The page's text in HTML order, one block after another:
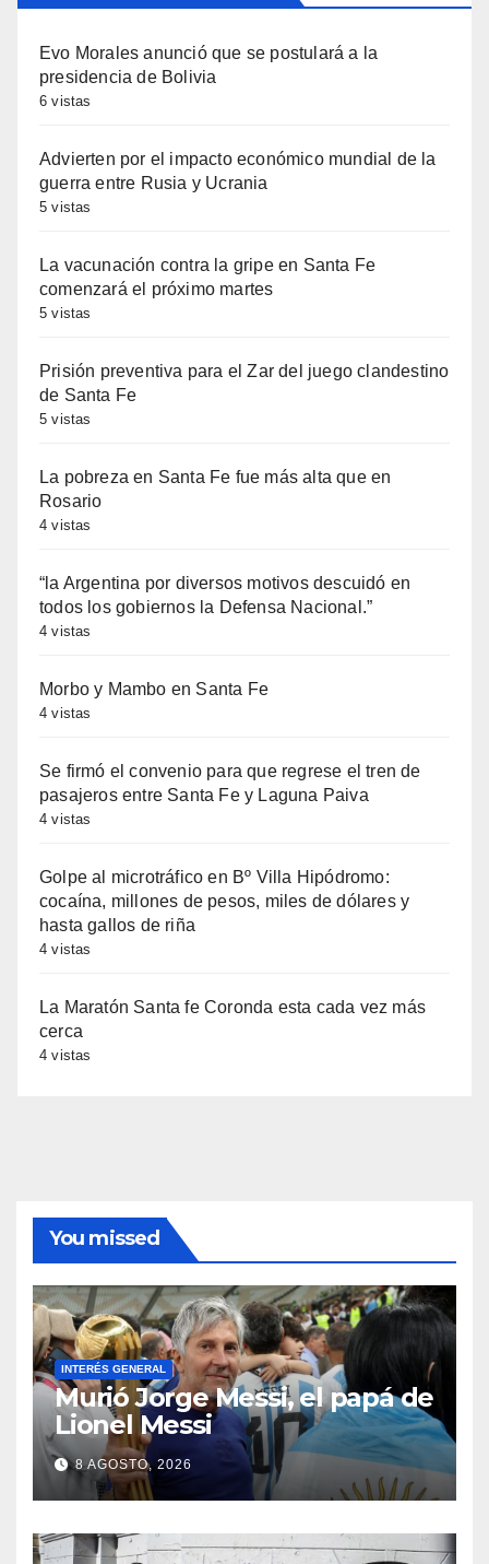
Evo Morales anunció que se postulará a la
presidencia de Bolivia
6 vistas
Advierten por el impacto económico mundial de la
guerra entre Rusia y Ucrania
5 vistas
La vacunación contra la gripe en Santa Fe
comenzará el próximo martes
5 vistas
Prisión preventiva para el Zar del juego clandestino
de Santa Fe
5 vistas
La pobreza en Santa Fe fue más alta que en
Rosario
4 vistas
“la Argentina por diversos motivos descuidó en
todos los gobiernos la Defensa Nacional.”
4 vistas
Morbo y Mambo en Santa Fe
4 vistas
Se firmó el convenio para que regrese el tren de
pasajeros entre Santa Fe y Laguna Paiva
4 vistas
Golpe al microtráfico en Bº Villa Hipódromo:
cocaína, millones de pesos, miles de dólares y
hasta gallos de riña
4 vistas
La Maratón Santa fe Coronda esta cada vez más
cerca
4 vistas
You missed
INTERÉS GENERAL
Murió Jorge Messi, el papá de
Lionel Messi
8 AGOSTO, 2026